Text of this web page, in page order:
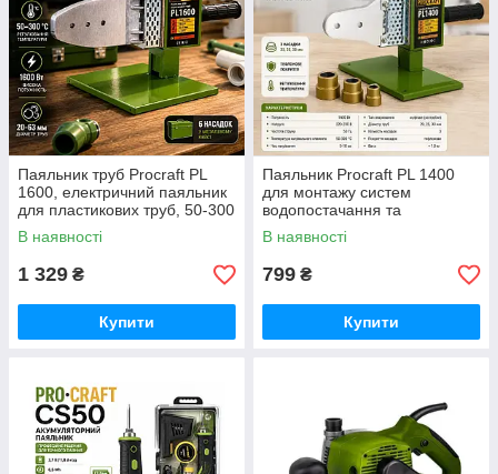
Паяльник труб Procraft PL
1600, електричний паяльник
для пластикових труб, 50-300
градусів 63 мм із насадками,
для дачі та гаража
В наявності
1 329 ₴
Купити
Паяльник Procraft PL 1400
для монтажу систем
водопостачання та
опалення, з регулюванням
температури відмінний вибір
В наявності
799 ₴
Купити